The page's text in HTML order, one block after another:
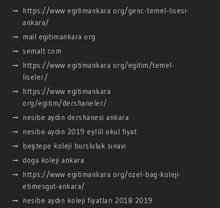
https://www egitimankara org/genc-temel-lisesi-
ankara/
mail egitimankara org
semalt com
https://www egitimankara org/egitim/temel-
liseler/
https://www egitimankara
org/egitim/dershaneler/
nesibe aydın dershanesi ankara
nesibe aydın 2019 eylül okul fiyat
beştepe koleji bursluluk sınavı
doga koleji ankara
https://www egitimankara org/ozel-bag-koleji-
etimesgut-ankara/
nesibe aydın koleji fiyatları 2018 2019